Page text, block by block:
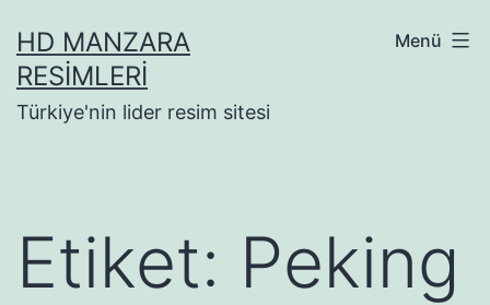
geçHD MANZARA
RESIMLERI
Türkiye'nin lider resim sitesi
Menü
Etiket: Peking